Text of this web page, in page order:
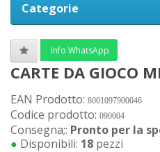
Categorie
Info WhatsApp
CARTE DA GIOCO
EAN Prodotto: 8001097900046
Codice prodotto: 090004
Consegna;: Pronto per la
● Disponibili: 18 pezzi